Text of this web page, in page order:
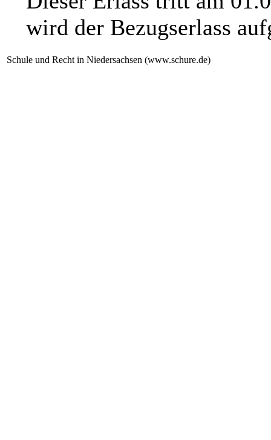
wird der Bezugserlass
Schule und Recht in Niedersachsen (www.schure.de)